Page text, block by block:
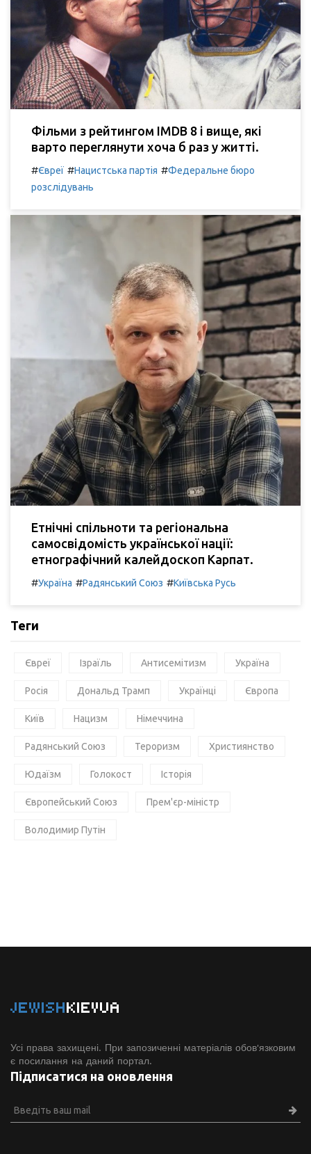
Фільми з рейтингом IMDB 8 і вище, які
варто переглянути хоча б раз у житті.
#Євреї #Нацистська партія #Федеральне бюро
розслідувань
Етнічні спільноти та регіональна
самосвідомість української нації:
етнографічний калейдоскоп Карпат.
#Україна #Радянський Союз #Київська Русь
Теги
Євреї Ізраїль Антисемітизм Україна
Росія Дональд Трамп Українці Європа
Київ Нацизм Німеччина
Радянський Союз Тероризм Християнство
Юдаїзм Голокост Історія
Європейський Союз Прем'єр-міністр
Володимир Путін
JEWISHKIEVUA
Усі права захищені. При запозиченні матеріалів обов'язковим
є посилання на даний портал.
Підписатися на оновлення